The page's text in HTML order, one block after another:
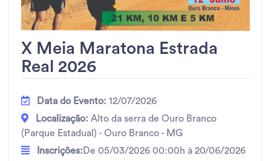
X Meia Maratona Estrada
Real 2026
Data do Evento: 12/07/2026
Localização: Alto da serra de Ouro Branco
(Parque Estadual) - Ouro Branco - MG
Inscrições: De 05/03/2026 00:00h à 20/06/2026